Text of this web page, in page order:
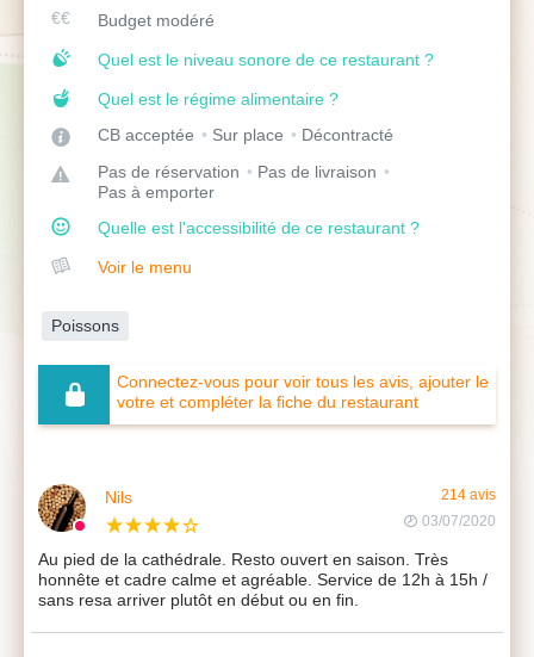
Budget modéré
Quel est le niveau sonore de ce restaurant ?
Quel est le régime alimentaire ?
CB acceptée
Sur place
Décontracté
Pas de réservation
Pas de livraison
Pas à emporter
Quelle est l'accessibilité de ce restaurant ?
Voir le menu
Poissons
Connectez-vous pour voir tous les avis, ajouter le
votre et compléter la fiche du restaurant
Nils
214 avis
03/07/2020
Au pied de la cathédrale. Resto ouvert en saison. Très
honnête et cadre calme et agréable. Service de 12h à 15h /
sans resa arriver plutôt en début ou en fin.